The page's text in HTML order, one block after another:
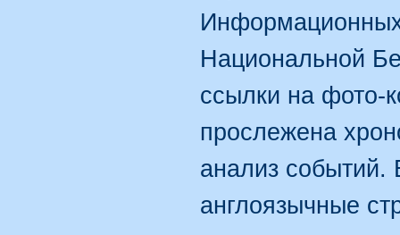
Национальной
ссылки на фото-
прослежена
анализ событий.
англоязычные